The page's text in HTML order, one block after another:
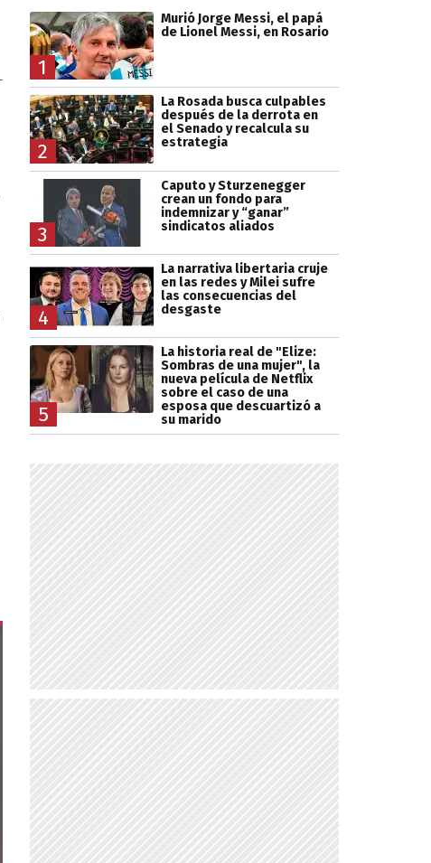
1
Murió Jorge Messi, el papá
de Lionel Messi, en Rosario
2
La Rosada busca culpables
después de la derrota en
el Senado y recalcula su
estrategia
3
Caputo y Sturzenegger
crean un fondo para
indemnizar y “ganar”
sindicatos aliados
4
La narrativa libertaria cruje
en las redes y Milei sufre
las consecuencias del
desgaste
5
La historia real de "Elize:
Sombras de una mujer", la
nueva película de Netflix
sobre el caso de una
esposa que descuartizó a
su marido